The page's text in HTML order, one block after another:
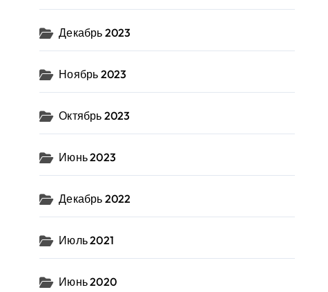
Декабрь 2023
Ноябрь 2023
Октябрь 2023
Июнь 2023
Декабрь 2022
Июль 2021
Июнь 2020